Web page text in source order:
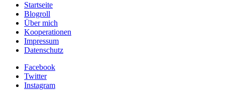
Startseite
Blogroll
Über mich
Kooperationen
Impressum
Datenschutz
Facebook
Twitter
Instagram